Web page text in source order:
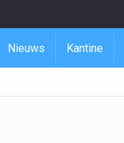
Nieuws Kantine